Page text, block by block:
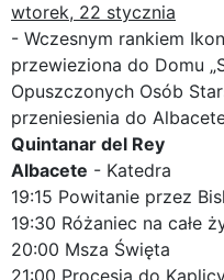
wtorek, 22 stycznia
- Wczesnym rankiem
przewieziona do Domu
Opuszczonych Osób
przeniesienia do
Quintanar del Rey
Albacete - Katedra
19:15 Powitanie przez
19:30 Różaniec na całe
20:00 Msza Święta